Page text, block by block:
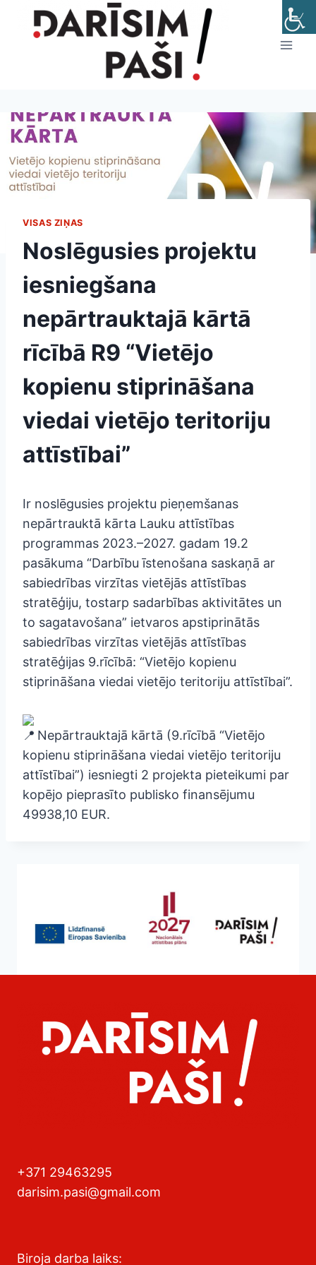
VISAS ZIŅAS
Noslēgusies projektu
iesniegšana
nepārtrauktajā kārtā
rīcībā R9 “Vietējo
kopienu stiprināšana
viedai vietējo teritoriju
attīstībai”
Ir noslēgusies projektu pieņemšanas
nepārtrauktā kārta Lauku attīstības
programmas 2023.–2027. gadam 19.2
pasākuma “Darbību īstenošana saskaņā ar
sabiedrības virzītas vietējās attīstības
stratēģiju, tostarp sadarbības aktivitātes un
to sagatavošana” ietvaros apstiprinātās
sabiedrības virzītas vietējās attīstības
stratēģijas 9.rīcībā: “Vietējo kopienu
stiprināšana viedai vietējo teritoriju attīstībai”.
Nepārtrauktajā kārtā (9.rīcībā “Vietējo
kopienu stiprināšana viedai vietējo teritoriju
attīstībai”) iesniegti 2 projekta pieteikumi par
kopējo pieprasīto publisko finansējumu
49938,10 EUR.
+371 29463295
darisim.pasi@gmail.com
Biroja darba laiks: